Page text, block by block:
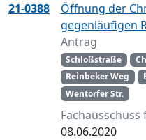
21-0388
Öffnung der
gegenläufigen
Antrag
Schloßstraße
Reinbeker Weg
Wentorfer Str.
08.06.2020